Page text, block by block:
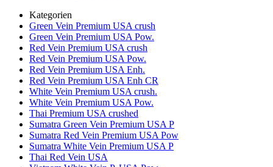
Kategorien
Green Vein Premium USA crush
Green Vein Premium USA Pow.
Red Vein Premium USA crush
Red Vein Premium USA Pow.
Red Vein Premium USA Enh.
Red Vein Premium USA Enh CR
White Vein Premium USA crush.
White Vein Premium USA Pow.
Thai Premium USA crushed
Sumatra Green Vein Premium USA P
Sumatra Red Vein Premium USA Pow
Sumatra White Vein Premium USA P
Thai Red Vein USA